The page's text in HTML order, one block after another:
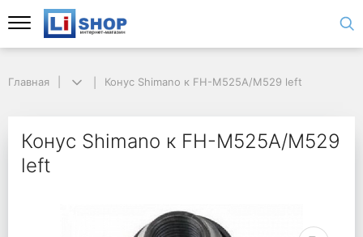
Главная Конус Shimano к FH-M525A/M529 left
Конус Shimano к FH-M525A/M529
left